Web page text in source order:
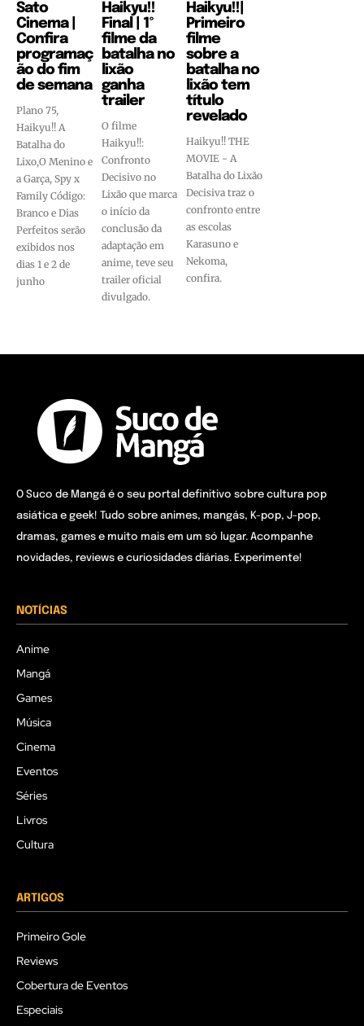
Sato
Cinema |
Confira
programaç
ão do fim
de semana
Plano 75,
Haikyu!! A
Batalha do
Lixo,O Menino e
a Garça, Spy x
Family Código:
Branco e Dias
Perfeitos serão
exibidos nos
dias 1 e 2 de
junho
Haikyu!!
Final | 1º
filme da
batalha no
lixão
ganha
trailer
O filme
Haikyu!!:
Confronto
Decisivo no
Lixão que marca
o início da
conclusão da
adaptação em
anime, teve seu
trailer oficial
divulgado.
Haikyu!!|
Primeiro
filme
sobre a
batalha no
lixão tem
título
revelado
Haikyu!! THE
MOVIE - A
Batalha do Lixão
Decisiva traz o
confronto entre
as escolas
Karasuno e
Nekoma,
confira.
O Suco de Mangá é o seu portal definitivo sobre cultura pop
asiática e geek! Tudo sobre animes, mangás, K-pop, J-pop,
dramas, games e muito mais em um só lugar. Acompanhe
novidades, reviews e curiosidades diárias. Experimente!
NOTÍCIAS
Anime
Mangá
Games
Música
Cinema
Eventos
Séries
Livros
Cultura
ARTIGOS
Primeiro Gole
Reviews
Cobertura de Eventos
Especiais